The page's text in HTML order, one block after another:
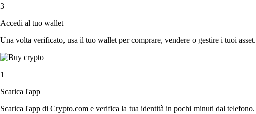
3
Accedi al tuo wallet
Una volta verificato, usa il tuo wallet per comprare, vendere o gestire i tuoi asset.
1
Scarica l'app
Scarica l'app di Crypto.com e verifica la tua identità in pochi minuti dal telefono.